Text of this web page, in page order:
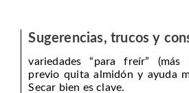
Sugerencias, trucos y
variedades “para freír” (más
previo quita almidón y ayuda
Secar bien es clave.